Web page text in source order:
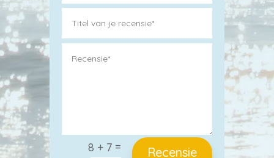
8 + 7 =
Recensie